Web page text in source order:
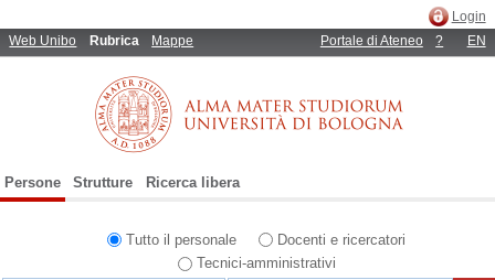
Web Unibo Rubrica Mappe
Login
Portale di Ateneo
? EN
Persone Strutture Ricerca libera
Tutto il personale
Docenti e ricercatori
Tecnici-amministrativi